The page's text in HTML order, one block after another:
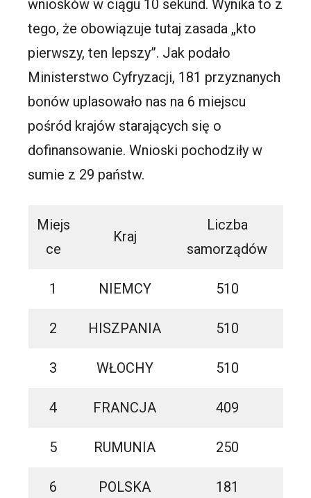
wniosków w ciągu 10 sekund. Wynika to z
tego, że obowiązuje tutaj zasada „kto
pierwszy, ten lepszy”. Jak podało
Ministerstwo Cyfryzacji, 181 przyznanych
bonów uplasowało nas na 6 miejscu
pośród krajów starających się o
dofinansowanie. Wnioski pochodziły w
sumie z 29 państw.
Miejs
ce
Kraj
Liczba
samorządów
1 NIEMCY 510
2 HISZPANIA 510
3 WŁOCHY 510
4 FRANCJA 409
5 RUMUNIA 250
6 POLSKA 181